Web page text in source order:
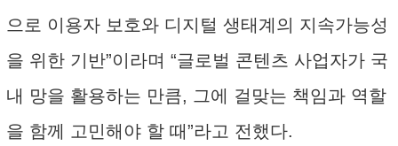
으로 이용자 보호와 디지털 생태계의 지속가능성
을 위한 기반”이라며 “글로벌 콘텐츠 사업자가 국
내 망을 활용하는 만큼, 그에 걸맞는 책임과 역할
을 함께 고민해야 할 때”라고 전했다.